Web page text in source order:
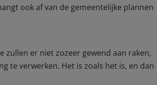
ook af van de gemeentelijke plannen
zullen er niet zozeer gewend aan raken,
te verwerken. Het is zoals het is, en dan